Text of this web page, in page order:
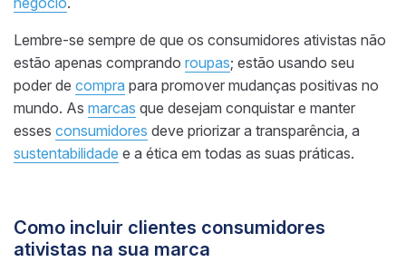
Lembre-se sempre de que os consumidores ativistas não
estão apenas comprando roupas; estão usando seu
poder de compra para promover mudanças positivas no
mundo. As marcas que desejam conquistar e manter
esses consumidores deve priorizar a transparência, a
sustentabilidade e a ética em todas as suas práticas.
Como incluir clientes consumidores
ativistas na sua marca